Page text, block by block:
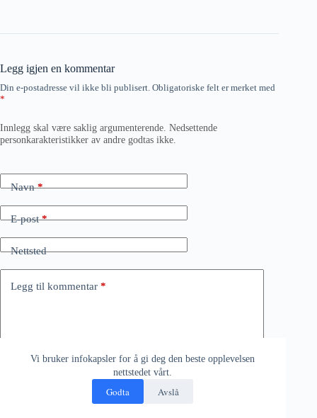
Vi bruker infokapsler for å gi deg den beste opplevelsen
nettstedet vårt.
Godta Avslå
Legg igjen en kommentar
Din e-postadresse vil ikke bli publisert. Obligatoriske felt er merket med
*
Innlegg skal være saklig argumenterende. Nedsettende
personkarakteristikker av andre godtas ikke.
Navn*
E-post*
Nettsted
Legg til kommentar *
Lagre mitt navn, e-post og nettsted i denne nettleseren til